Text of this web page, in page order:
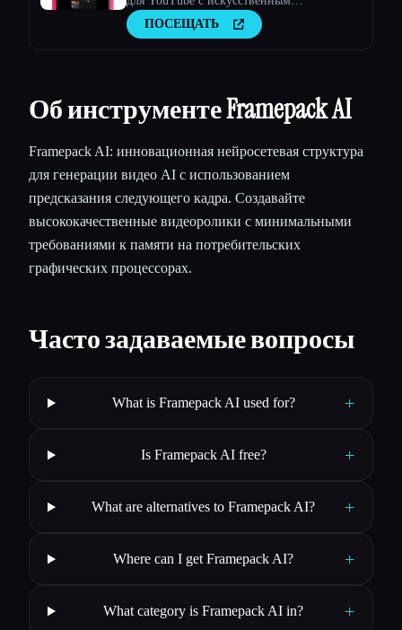
интеллектом. Создавайте полезные для
вирусов сценарии, свежие идеи для видео
ПОСЕЩАТЬ
Об инструменте Framepack AI
Framepack AI: инновационная нейросетевая структура
для генерации видео AI с использованием
предсказания следующего кадра. Создавайте
высококачественные видеоролики с минимальными
требованиями к памяти на потребительских
графических процессорах.
Часто задаваемые вопросы
What is Framepack AI used for? +
Is Framepack AI free? +
What are alternatives to Framepack AI? +
Where can I get Framepack AI? +
What category is Framepack AI in? +